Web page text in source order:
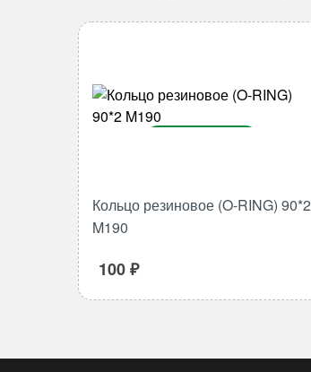
товара
Кольцо
90*2
Кольцо резиновое (O-RING) 90*2
M190
100₽